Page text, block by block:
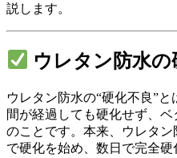
説します。
ウレタン防水の
ウレタン防水の“硬化不良”
間が経過しても硬化せず、
のことです。本来、ウレタ
で硬化を始め、数日で完全硬